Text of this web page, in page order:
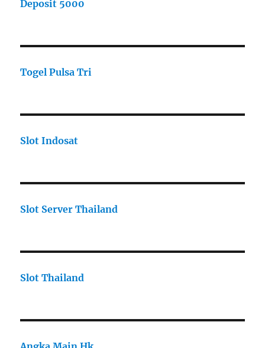
Deposit 5000
Togel Pulsa Tri
Slot Indosat
Slot Server Thailand
Slot Thailand